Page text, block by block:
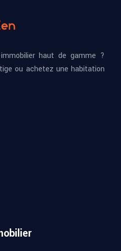
haut de gamme ?
ou achetez une habitation